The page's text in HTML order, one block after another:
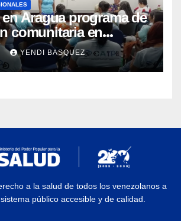
Aragua programa de
comunitaria en
personas con
YENDI BASQUEZ
a la salud de todos los venezolanos a
público accesible y de calidad.